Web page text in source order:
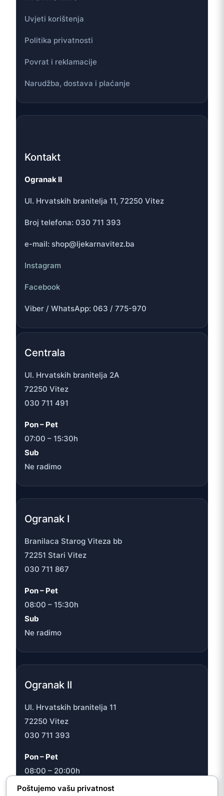
Uvjeti korištenja
Politika privatnosti
Povrat i reklamacije
Narudžba, dostava i plaćanje
Kontakt
Ogranak II
Ul. Hrvatskih branitelja 11, 72250 Vitez
Broj telefona: 030 711 393
e-mail: shop@ljekarnavitez.ba
Instagram
Facebook
Viber / WhatsApp: 063 / 775-970
Centrala
Ul. Hrvatskih branitelja 2A
72250 Vitez
030 711 491
Pon – Pet
07:00 – 15:30h
Sub
Ne radimo
Ogranak I
Branilaca Starog Viteza bb
72251 Stari Vitez
030 711 867
Pon – Pet
08:00 – 15:30h
Sub
Ne radimo
Ogranak II
Ul. Hrvatskih branitelja 11
72250 Vitez
030 711 393
Pon – Pet
08:00 – 20:00h
Sub
Poštujemo vašu privatnost